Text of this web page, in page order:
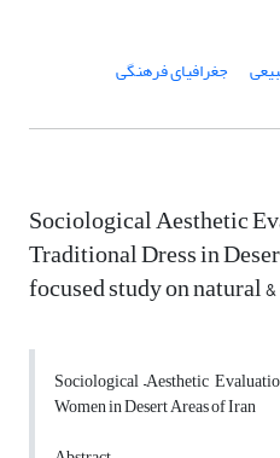
جغرافیای فرهنگی
Sociological Aesthetic
Traditional Dress in
focused study on natural
Sociological –Aesthetic
Women in Desert Areas of Iran